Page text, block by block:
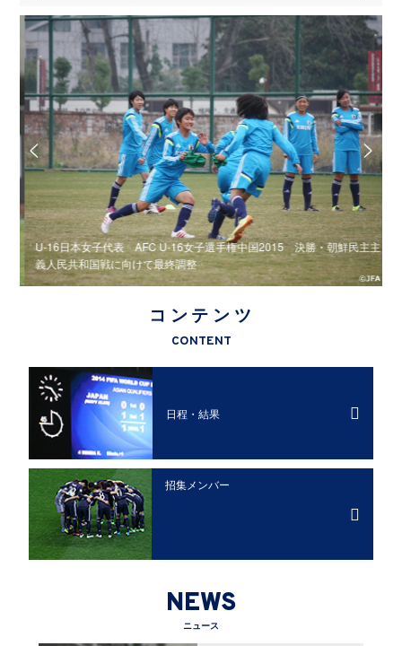
U-16日本女子代表 AFC U-16女子選手権中国2015 決勝・朝鮮民主主
義人民共和国戦に向けて最終調整
コンテンツ
CONTENT
日程・結果
招集メンバー
NEWS
ニュース